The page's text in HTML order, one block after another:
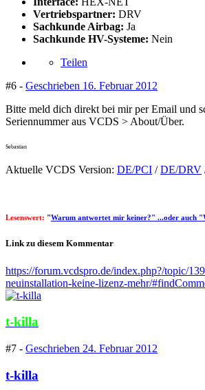
Vertriebspartner: DRV
Sachkunde Airbag: Ja
Sachkunde HV-Systeme: Nein
Teilen
#6 - Geschrieben 16. Februar 2012
Bitte meld dich direkt bei mir per Email und
Seriennummer aus VCDS > About/Über.
Sebastian
Aktuelle VCDS Version: DE/PCI /DE/DRV
Lesenswert: "Warum antwortet mir keiner?" ...oder auch
Link zu diesem Kommentar
https://forum.vcdspro.de/index.php?/topic/
neuinstallation-keine-lizenz-mehr/
t-killa
#7 - Geschrieben 24. Februar 2012
t-killa